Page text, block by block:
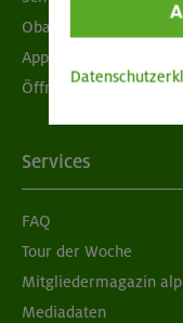
Obacht geben!
App "Mein DAV+"
Öffnungszeiten
Services
FAQ
Tour der Woche
Mitgliedermagazin
Mediadaten